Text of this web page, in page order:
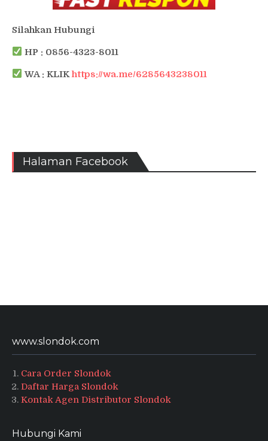
Silahkan Hubungi
HP : 0856-4323-8011
WA : KLIKhttps://wa.me/6285643238011
Halaman Facebook
www.slondok.com
Cara Order Slondok
Daftar Harga Slondok
Kontak Agen Distributor Slondok
Hubungi Kami